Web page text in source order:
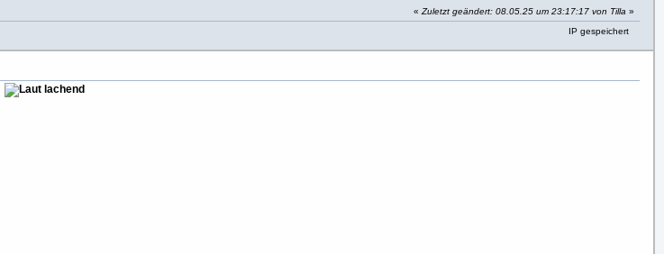
« Zuletzt geändert: 08.05.25 um 23:17:17 von Tilla »
IP gespeichert